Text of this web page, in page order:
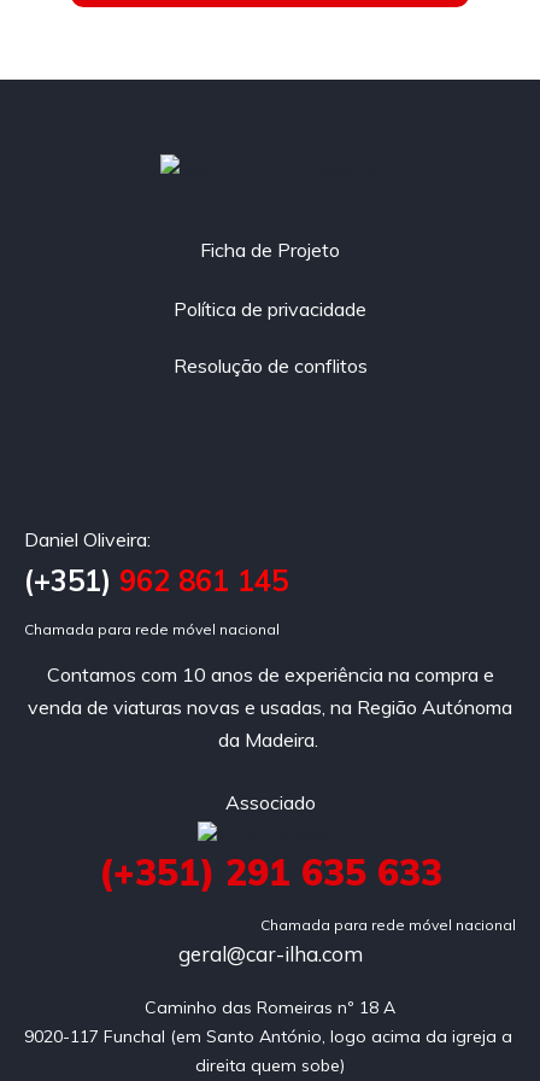
Ficha de Projeto
Política de privacidade
Resolução de conflitos
Daniel Oliveira:
(+351) 962 861 145
Chamada para rede móvel nacional
Contamos com 10 anos de experiência na compra e
venda de viaturas novas e usadas, na Região Autónoma
da Madeira.
Associado
(+351) 291 635 633
Chamada para rede móvel nacional
geral@car-ilha.com
Caminho das Romeiras nº 18 A
9020-117 Funchal (em Santo António, logo acima da igreja a
direita quem sobe)